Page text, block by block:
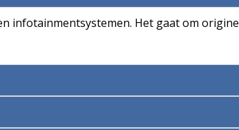
infotainmentsystemen. Het gaat om